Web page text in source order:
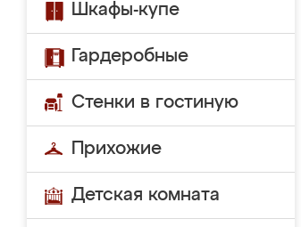
Шкафы-купе
Гардеробные
Стенки в гостиную
Прихожие
Детская комната